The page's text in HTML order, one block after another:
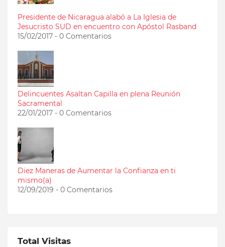
Presidente de Nicaragua alabó a La Iglesia de
Jesucristo SUD en encuentro con Apóstol Rasband
15/02/2017 - 0 Comentarios
Delincuentes Asaltan Capilla en plena Reunión
Sacramental
22/01/2017 - 0 Comentarios
Diez Maneras de Aumentar la Confianza en ti
mismo(a)
12/09/2019 - 0 Comentarios
Total Visitas